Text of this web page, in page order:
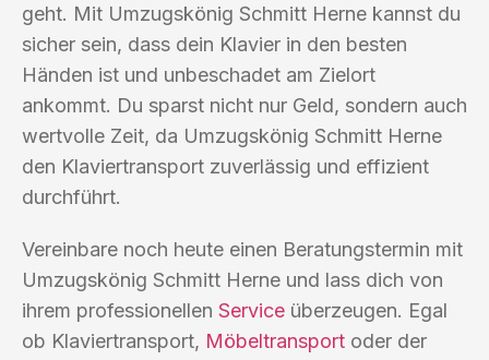
geht. Mit Umzugskönig Schmitt Herne kannst du
sicher sein, dass dein Klavier in den besten
Händen ist und unbeschadet am Zielort
ankommt. Du sparst nicht nur Geld, sondern auch
wertvolle Zeit, da Umzugskönig Schmitt Herne
den Klaviertransport zuverlässig und effizient
durchführt.
Vereinbare noch heute einen Beratungstermin mit
Umzugskönig Schmitt Herne und lass dich von
ihrem professionellen Service überzeugen. Egal
ob Klaviertransport, Möbeltransport oder der